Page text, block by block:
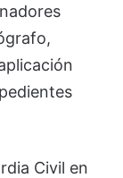
Civil en